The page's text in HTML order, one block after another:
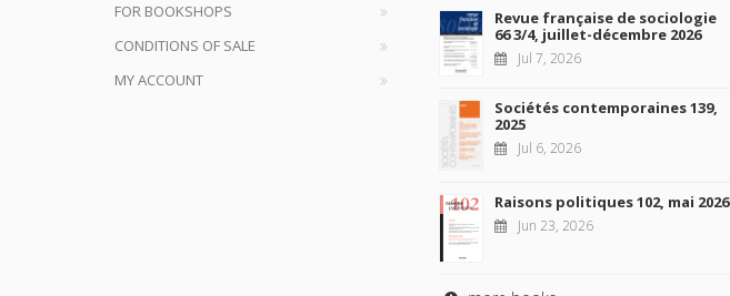
FOR BOOKSHOPS
CONDITIONS OF SALE
MY ACCOUNT
Revue française de sociologie
66 3/4, juillet-décembre 2026
Jul 7, 2026
Sociétés contemporaines 139,
2025
Jul 6, 2026
Raisons politiques 102, mai 2026
Jun 23, 2026